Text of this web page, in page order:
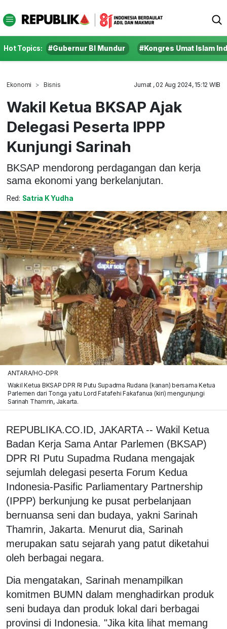
Hot Topics: #Gubernur BI Mundur #Kongres Umat Islam
Ekonomi Bisnis Jumat , 02 Aug 2024, 15:12 WIB
Wakil Ketua BKSAP Ajak
Delegasi Peserta IPPP
Kunjungi Sarinah
BKSAP mendorong perdagangan dan kerja
sama ekonomi yang berkelanjutan.
Red: Satria K Yudha
ANTARA/HO-DPR
Wakil Ketua BKSAP DPR RI Putu Supadma Rudana (kanan) bersama Ketua
Parlemen dari Tonga yaitu Lord Fatafehi Fakafanua (kiri) mengunjungi
Sarinah Thamrin, Jakarta.
REPUBLIKA.CO.ID, JAKARTA -- Wakil Ketua
Badan Kerja Sama Antar Parlemen (BKSAP)
DPR RI Putu Supadma Rudana mengajak
sejumlah delegasi peserta Forum Kedua
Indonesia-Pasific Parliamentary Partnership
(IPPP) berkunjung ke pusat perbelanjaan
bernuansa seni dan budaya, yakni Sarinah
Thamrin, Jakarta. Menurut dia, Sarinah
merupakan satu sejarah yang patut diketahui
oleh berbagai negara.
Dia mengatakan, Sarinah menampilkan
komitmen BUMN dalam menghadirkan produk
seni budaya dan produk lokal dari berbagai
provinsi di Indonesia. "Jika kita lihat memang